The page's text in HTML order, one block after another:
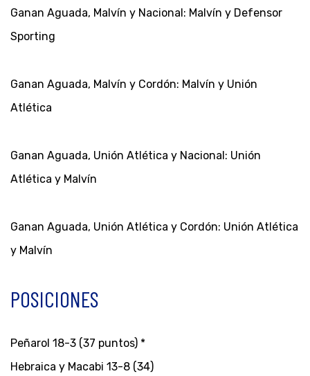
Ganan Aguada, Malvín y Nacional: Malvín y Defensor
Sporting
Ganan Aguada, Malvín y Cordón: Malvín y Unión
Atlética
Ganan Aguada, Unión Atlética y Nacional: Unión
Atlética y Malvín
Ganan Aguada, Unión Atlética y Cordón: Unión Atlética
y Malvín
POSICIONES
Peñarol 18-3 (37 puntos) *
Hebraica y Macabi 13-8 (34)